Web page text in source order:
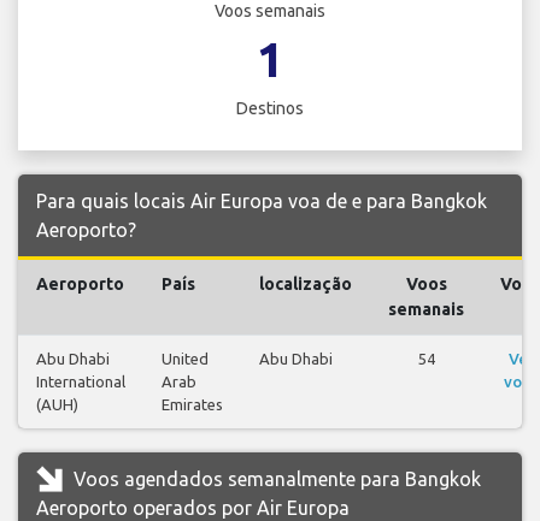
Voos semanais
1
Destinos
Para quais locais Air Europa voa de e para Bangkok
Aeroporto?
Aeroporto País localização
Voos
semanais
Voos
Abu Dhabi
International
(AUH)
United
Arab
Emirates
Abu Dhabi 54
Ver
voos
Voos agendados semanalmente para Bangkok
Aeroporto operados por Air Europa